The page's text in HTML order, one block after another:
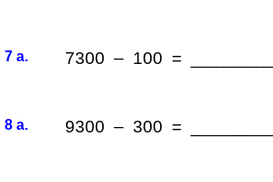
7 a. 7300 – 100 = _________
8 a. 9300 – 300 = _________